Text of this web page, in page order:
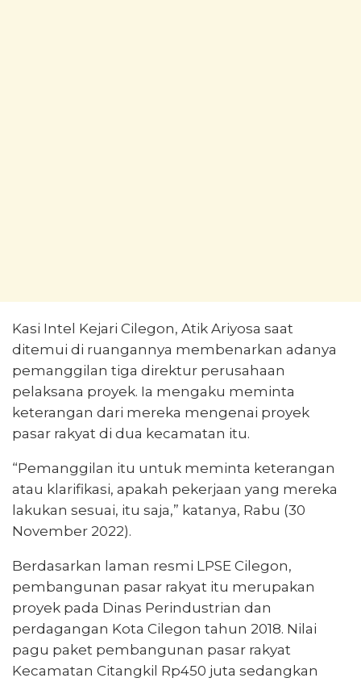
Kasi Intel Kejari Cilegon, Atik Ariyosa saat
ditemui di ruangannya membenarkan adanya
pemanggilan tiga direktur perusahaan
pelaksana proyek. Ia mengaku meminta
keterangan dari mereka mengenai proyek
pasar rakyat di dua kecamatan itu.
“Pemanggilan itu untuk meminta keterangan
atau klarifikasi, apakah pekerjaan yang mereka
lakukan sesuai, itu saja,” katanya, Rabu (30
November 2022).
Berdasarkan laman resmi LPSE Cilegon,
pembangunan pasar rakyat itu merupakan
proyek pada Dinas Perindustrian dan
perdagangan Kota Cilegon tahun 2018. Nilai
pagu paket pembangunan pasar rakyat
Kecamatan Citangkil Rp450 juta sedangkan